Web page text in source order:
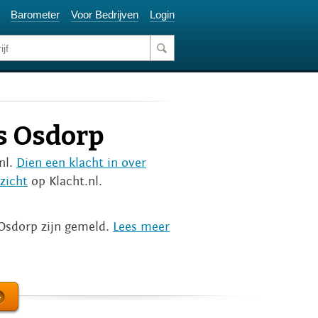
Barometer Voor Bedrijven Login
Osdorp
Dien een klacht in over
op Klacht.nl.
zijn gemeld. Lees meer